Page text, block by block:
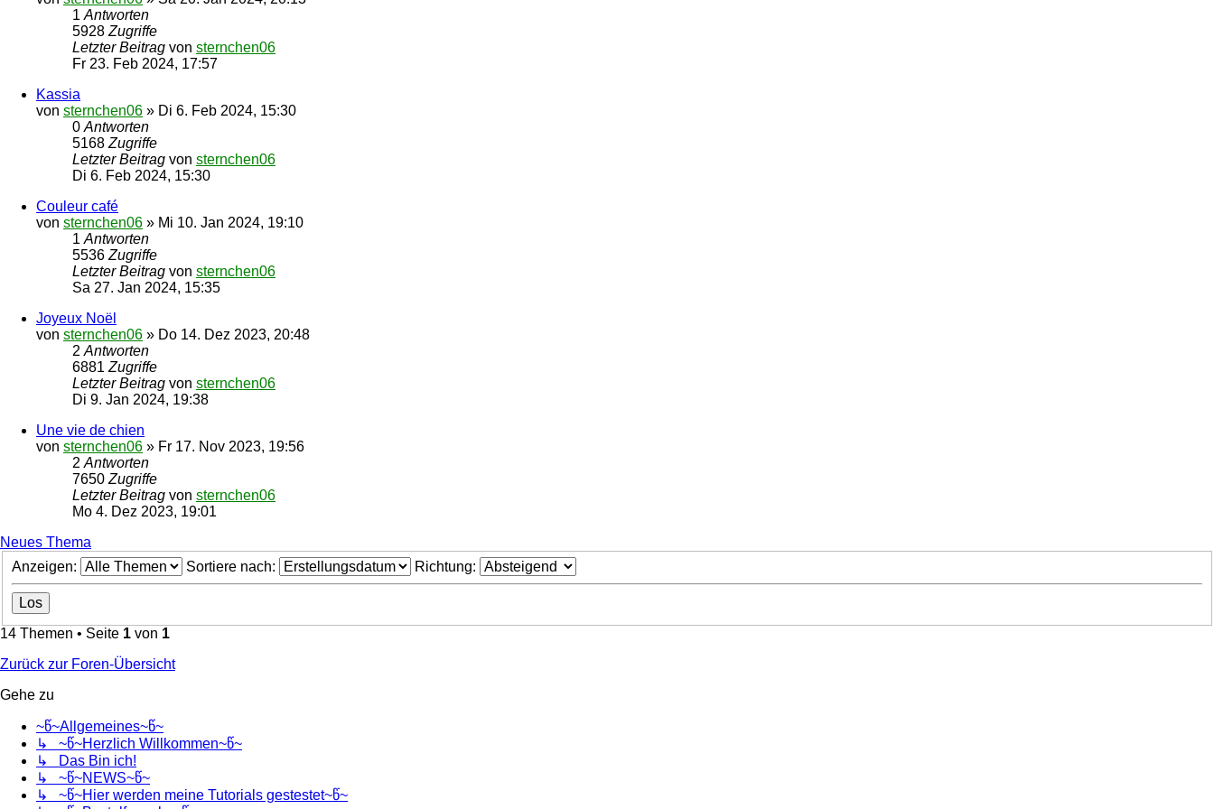
1 Antworten
5928 Zugriffe
Letzter Beitrag von sternchen06
Fr 23. Feb 2024, 17:57
Kassia
von sternchen06 » Di 6. Feb 2024, 15:30
0 Antworten
5168 Zugriffe
Letzter Beitrag von sternchen06
Di 6. Feb 2024, 15:30
Couleur café
von sternchen06 » Mi 10. Jan 2024, 19:10
1 Antworten
5536 Zugriffe
Letzter Beitrag von sternchen06
Sa 27. Jan 2024, 15:35
Joyeux Noël
von sternchen06 » Do 14. Dez 2023, 20:48
2 Antworten
6881 Zugriffe
Letzter Beitrag von sternchen06
Di 9. Jan 2024, 19:38
Une vie de chien
von sternchen06 » Fr 17. Nov 2023, 19:56
2 Antworten
7650 Zugriffe
Letzter Beitrag von sternchen06
Mo 4. Dez 2023, 19:01
Neues Thema
Anzeigen:
Sortiere nach: Richtung:
14 Themen • Seite 1 von 1
Zurück zur Foren-Übersicht
Gehe zu
~წ~Allgemeines~წ~
↳ ~წ~Herzlich Willkommen~წ~
↳ Das Bin ich!
↳ ~წ~NEWS~წ~
↳ ~წ~Hier werden meine Tutorials gestestet~წ~